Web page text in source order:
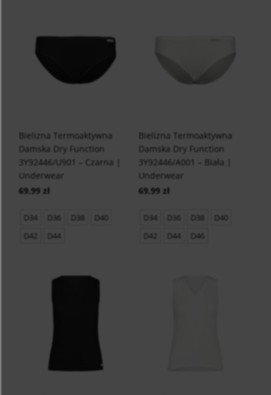
Bielizna Termoaktywna
Damska Dry Function
3Y92446/U901 – Czarna |
Underwear
69,99 zł
D34 D36 D38
D40
D42
D44
Bielizna Termoaktywna
Damska Dry Function
3Y92446/A001 – Biała |
Underwear
69,99 zł
D34 D36 D38
D40
D42
D44 D46